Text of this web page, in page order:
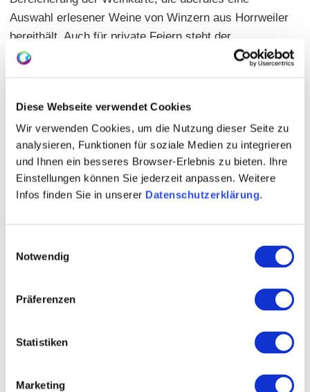
Diese Webseite verwendet Cookies
Wir verwenden Cookies, um die Nutzung dieser Seite zu
analysieren, Funktionen für soziale Medien zu integrieren
und Ihnen ein besseres Browser-Erlebnis zu bieten. Ihre
Einstellungen können Sie jederzeit anpassen. Weitere
Infos finden Sie in unserer Datenschutzerklärung.
Notwendig
Präferenzen
Statistiken
Marketing
Auswahl erlesener Weine von Winzern aus Horrweiler
bereithält. Auch für private Feiern steht der
gemütliche Gastraum oder der romantische Hof zur
Hauptgerichte: 10,00 - 26,50 Euro |
Sitzplätze: innen 30 | außen 40 | geschlossene
Gesellschaft möglich
Termine: siehe Internetseite